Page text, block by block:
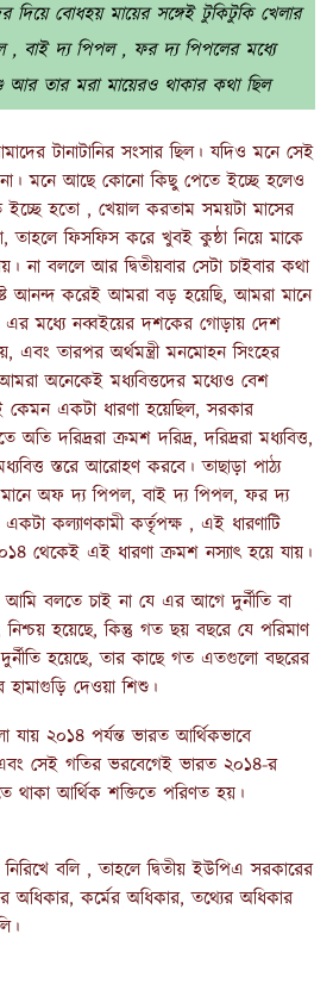
দিয়ে বোধহয় মায়ের সঙ্গেই টুকিটুকি খেলার
, বাই দ্য পিপল , ফর দ্য পিপলের মধ্যে
তার মরা মায়েরও থাকার কথা ছিল
টানাটানির সংসার ছিল। যদিও মনে সেই
মনে আছে কোনো কিছু পেতে ইচ্ছে হলেও
ইচ্ছে হতো , খেয়াল করতাম সময়টা মাসের
তাহলে ফিসফিস করে খুবই কুন্ঠা নিয়ে মাকে
না বললে আর দ্বিতীয়বার সেটা চাইবার কথা
আনন্দ করেই আমরা বড় হয়েছি, আমরা মানে
এর মধ্যে নব্বইয়ের দশকের গোড়ায় দেশ
এবং তারপর অর্থমন্ত্রী মনমোহন সিংহের
অনেকেই মধ্যবিত্তদের মধ্যেও বেশ
কেমন একটা ধারণা হয়েছিল, সরকার
দরিদ্ররা ক্রমশ দরিদ্র, দরিদ্ররা মধ্যবিত্ত,
স্তরে আরোহণ করবে। তাছাড়া পাঠ্য
অফ দ্য পিপল, বাই দ্য পিপল, ফর দ্য
কল্যাণকামী কর্তৃপক্ষ , এই ধারণাটি
থেকেই এই ধারণা ক্রমশ নস্যাৎ হয়ে যায়।
আমি বলতে চাই না যে এর আগে দুর্নীতি বা
হয়েছে, কিন্তু গত ছয় বছরে যে পরিমাণ
হয়েছে, তার কাছে গত এতগুলো বছরের
দেওয়া শিশু।
যায় ২০১৪ পর্যন্ত ভারত আর্থিকভাবে
সেই গতির ভরবেগেই ভারত ২০১৪-র
থাকা আর্থিক শক্তিতে পরিণত হয়।
বলি , তাহলে দ্বিতীয় ইউপিএ সরকারের
অধিকার, কর্মের অধিকার, তথ্যের অধিকার